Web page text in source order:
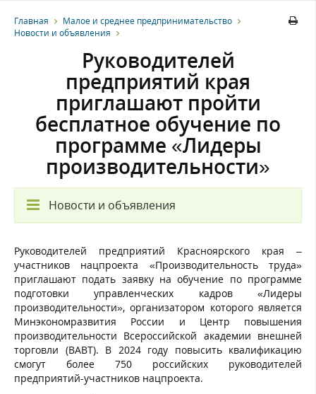
Главная
Малое и среднее предпринимательство
Новости и объявления
Руководителей
предприятий края
приглашают пройти
бесплатное обучение по
программе «Лидеры
производительности»
Новости и объявления
Руководителей предприятий Красноярского края –
участников нацпроекта «Производительность труда»
приглашают подать заявку на обучение по программе
подготовки управленческих кадров «Лидеры
производительности», организатором которого является
Минэкономразвития России и Центр повышения
производительности Всероссийской академии внешней
торговли (ВАВТ). В 2024 году повысить квалификацию
смогут более 750 российских руководителей
предприятий-участников нацпроекта.